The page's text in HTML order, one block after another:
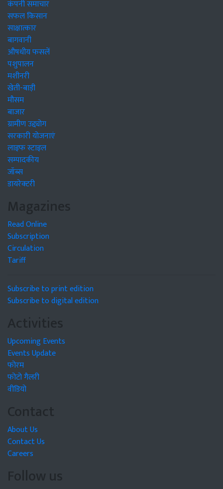
कंपनी समाचार
सफल किसान
साक्षात्कार
बागवानी
औषधीय फसलें
पशुपालन
मशीनरी
खेती-बाड़ी
मौसम
बाजार
ग्रामीण उद्द्योग
सरकारी योजनाएं
लाइफ स्टाइल
सम्पादकीय
जॉब्स
डायरेक्टरी
Magazines
Read Online
Subscription
Circulation
Tariff
Subscribe to print edition
Subscribe to digital edition
Activities
Upcoming Events
Events Update
फोरम
फोटो गैलरी
वीडियो
Contact
About Us
Contact Us
Careers
Follow us